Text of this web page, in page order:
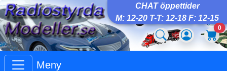
CHAT öppettider
M: 12-20 T-T: 12-18 F: 12-15
0
Meny